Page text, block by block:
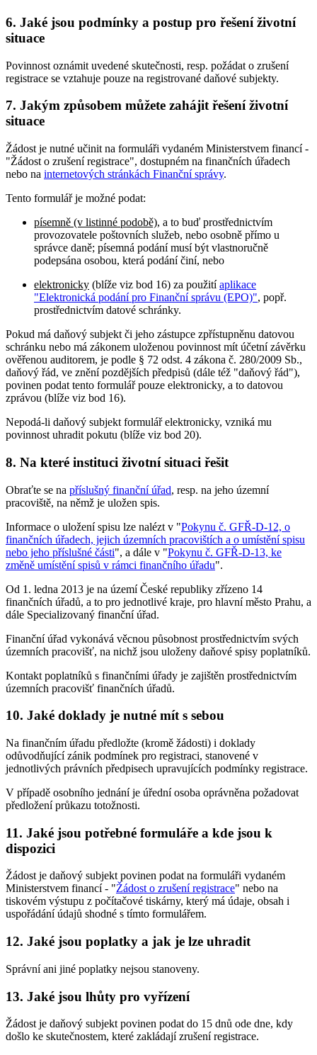
6. Jaké jsou podmínky a postup pro řešení životní
situace
Povinnost oznámit uvedené skutečnosti, resp. požádat o zrušení
registrace se vztahuje pouze na registrované daňové subjekty.
7. Jakým způsobem můžete zahájit řešení životní
situace
Žádost je nutné učinit na formuláři vydaném Ministerstvem financí -
"Žádost o zrušení registrace", dostupném na finančních úřadech
nebo na internetových stránkách Finanční správy.
Tento formulář je možné podat:
písemně (v listinné podobě), a to buď prostřednictvím
provozovatele poštovních služeb, nebo osobně přímo u
správce daně; písemná podání musí být vlastnoručně
podepsána osobou, která podání činí, nebo
elektronicky (blíže viz bod 16) za použitíaplikace
"Elektronická podání pro Finanční správu (EPO)", popř.
prostřednictvím datové schránky.
Pokud má daňový subjekt či jeho zástupce zpřístupněnu datovou
schránku nebo má zákonem uloženou povinnost mít účetní závěrku
ověřenou auditorem, je podle § 72 odst. 4 zákona č. 280/2009 Sb.,
daňový řád, ve znění pozdějších předpisů (dále též "daňový řád"),
povinen podat tento formulář pouze elektronicky, a to datovou
zprávou (blíže viz bod 16).
Nepodá-li daňový subjekt formulář elektronicky, vzniká mu
povinnost uhradit pokutu (blíže viz bod 20).
8. Na které instituci životní situaci řešit
Obraťte se na příslušný finanční úřad, resp. na jeho územní
pracoviště, na němž je uložen spis.
Informace o uložení spisu lze nalézt v "Pokynu č. GFŘ-D-12, o
finančních úřadech, jejich územních pracovištích a o umístění spisu
nebo jeho příslušné části", a dále v "Pokynu č. GFŘ-D-13, ke
změně umístění spisů v rámci finančního úřadu".
Od 1. ledna 2013 je na území České republiky zřízeno 14
finančních úřadů, a to pro jednotlivé kraje, pro hlavní město Prahu, a
dále Specializovaný finanční úřad.
Finanční úřad vykonává věcnou působnost prostřednictvím svých
územních pracovišť, na nichž jsou uloženy daňové spisy poplatníků.
Kontakt poplatníků s finančními úřady je zajištěn prostřednictvím
územních pracovišť finančních úřadů.
10. Jaké doklady je nutné mít s sebou
Na finančním úřadu předložte (kromě žádosti) i doklady
odůvodňující zánik podmínek pro registraci, stanovené v
jednotlivých právních předpisech upravujících podmínky registrace.
V případě osobního jednání je úřední osoba oprávněna požadovat
předložení průkazu totožnosti.
11. Jaké jsou potřebné formuláře a kde jsou k
dispozici
Žádost je daňový subjekt povinen podat na formuláři vydaném
Ministerstvem financí - "Žádost o zrušení registrace" nebo na
tiskovém výstupu z počítačové tiskárny, který má údaje, obsah i
uspořádání údajů shodné s tímto formulářem.
12. Jaké jsou poplatky a jak je lze uhradit
Správní ani jiné poplatky nejsou stanoveny.
13. Jaké jsou lhůty pro vyřízení
Žádost je daňový subjekt povinen podat do 15 dnů ode dne, kdy
došlo ke skutečnostem, které zakládají zrušení registrace.